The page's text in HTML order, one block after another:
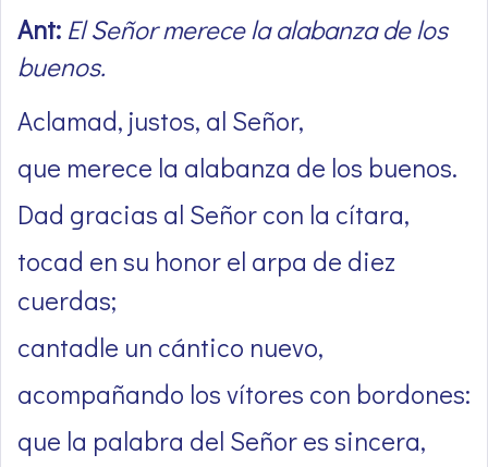
Ant: El Señor merece la alabanza de los
buenos.
Aclamad, justos, al Señor,
que merece la alabanza de los buenos.
Dad gracias al Señor con la cítara,
tocad en su honor el arpa de diez
cuerdas;
cantadle un cántico nuevo,
acompañando los vítores con bordones:
que la palabra del Señor es sincera,